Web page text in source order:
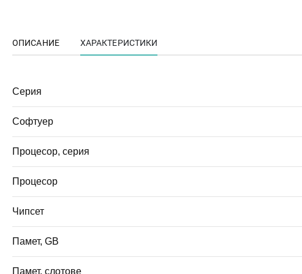
ОПИСАНИЕ ХАРАКТЕРИСТИКИ
Серия
Софтуер
Процесор, серия
Процесор
Чипсет
Памет, GB
Памет, слотове